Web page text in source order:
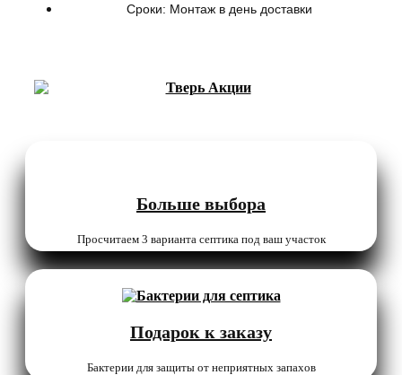
Сроки: Монтаж в день доставки
Больше выбора
Просчитаем 3 варианта септика под ваш участок
Подарок к заказу
Бактерии для защиты от неприятных запахов